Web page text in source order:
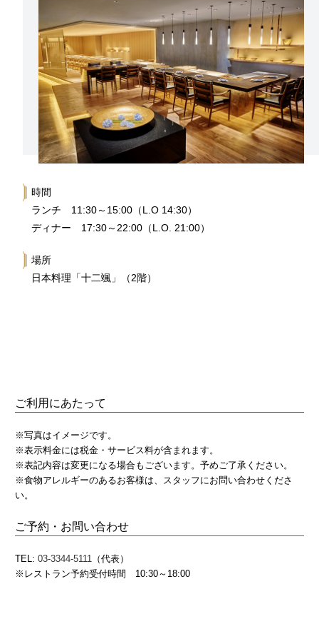
時間
ランチ 11:30～15:00（L.O 14:30）
ディナー 17:30～22:00（L.O. 21:00）
場所
日本料理「十二颯」（2階）
ご利用にあたって
※写真はイメージです。
※表示料金には税金・サービス料が含まれます。
※表記内容は変更になる場合もございます。予めご了承ください。
※食物アレルギーのあるお客様は、スタッフにお問い合わせくださ
い。
ご予約・お問い合わせ
TEL:03-3344-5111 （代表）
※レストラン予約受付時間 10:30～18:00